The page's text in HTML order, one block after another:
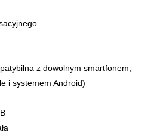
z dowolnym smartfonem,
i systemem Android)